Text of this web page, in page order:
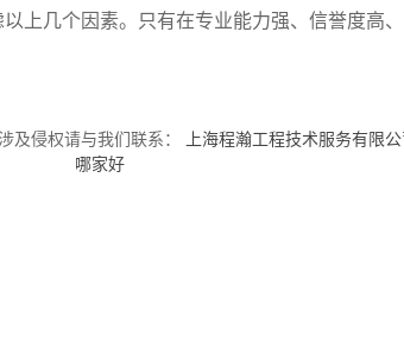
上几个因素。只有在专业能力强、信誉度高
及侵权请与我们联系： 上海程瀚工程技术服务有限公
哪家好